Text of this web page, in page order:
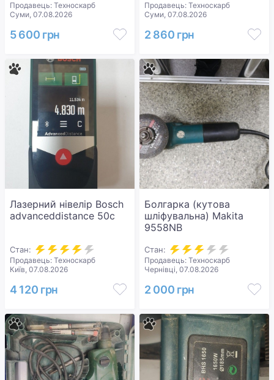
Продавець: Техноскарб
Суми, 07.08.2026
5 600 грн
Продавець: Техноскарб
Суми, 07.08.2026
2 860 грн
Лазерний нівелір Bosch
advanceddistance 50c
Стан:
Продавець: Техноскарб
Київ, 07.08.2026
4 120 грн
Болгарка (кутова
шліфувальна) Makita
9558NB
Стан:
Продавець: Техноскарб
Чернівці, 07.08.2026
2 000 грн